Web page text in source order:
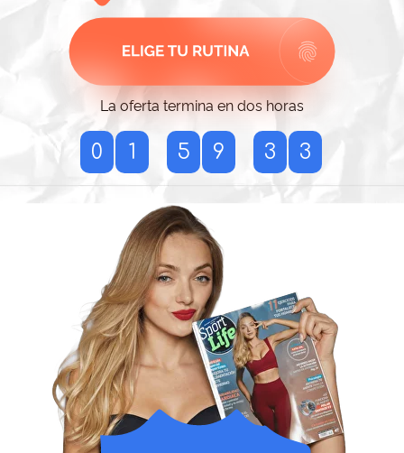
La oferta termina en dos horas
0 1 5 9
3
2
1